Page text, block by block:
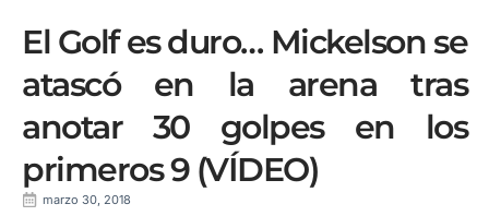
El Golf es duro… Mickelson se
atascó en la arena tras
anotar 30 golpes en los
primeros 9 (VÍDEO)
marzo 30, 2018